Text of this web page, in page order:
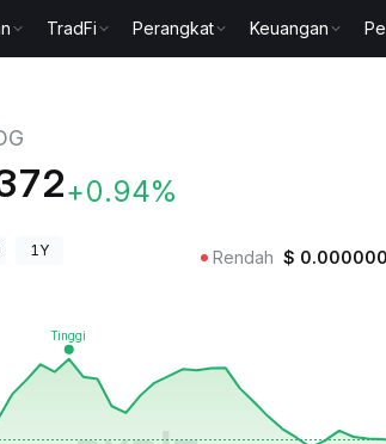
TradFi Perangkat Keuangan
+0.94%
1Y Rendah $ 0.000000